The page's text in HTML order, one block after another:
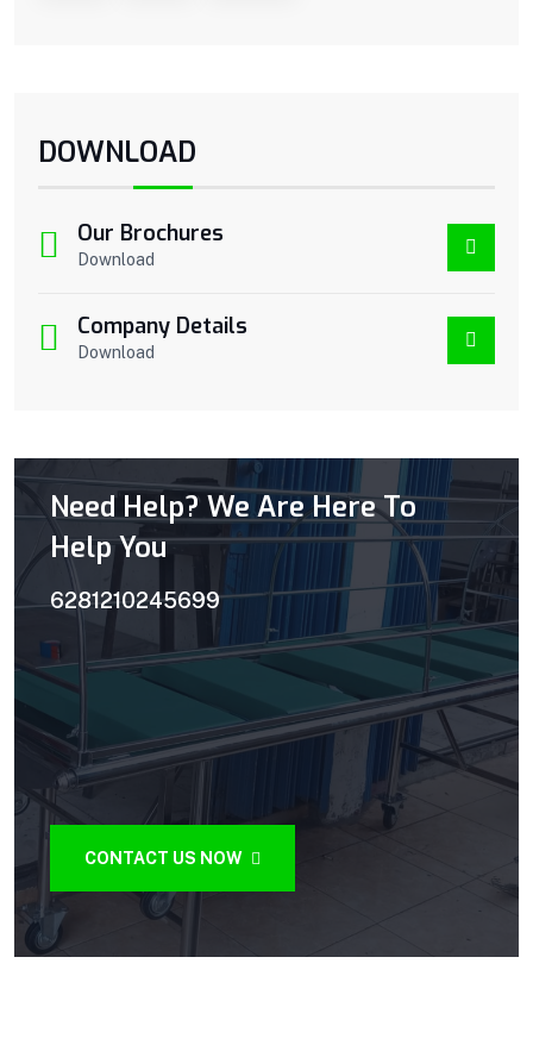
DOWNLOAD
Our Brochures
Download
Company Details
Download
Need Help? We Are Here To
Help You
6281210245699
CONTACT US NOW